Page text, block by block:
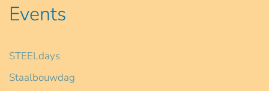
Events
STEELdays
Staalbouwdag